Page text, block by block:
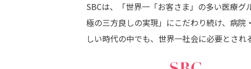
SBCは、「世界一「お客さま」の多い医療
極の三方良しの実現」にこだわり続け、病
しい時代の中でも、世界一社会に必要とされ